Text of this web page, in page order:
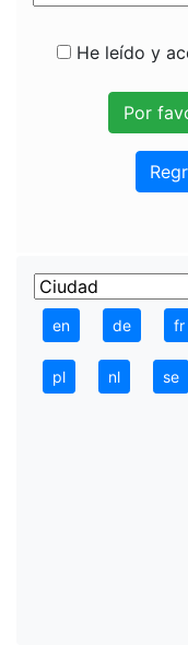
He leído y
en de fr
pl nl se